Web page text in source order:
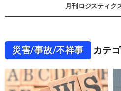
月刊ロジスティク
災害/事故/不祥事 カテ